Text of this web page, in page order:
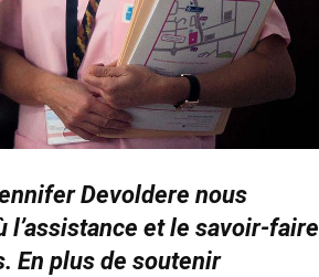
Devoldere nous
et le savoir-faire
En plus de soutenir